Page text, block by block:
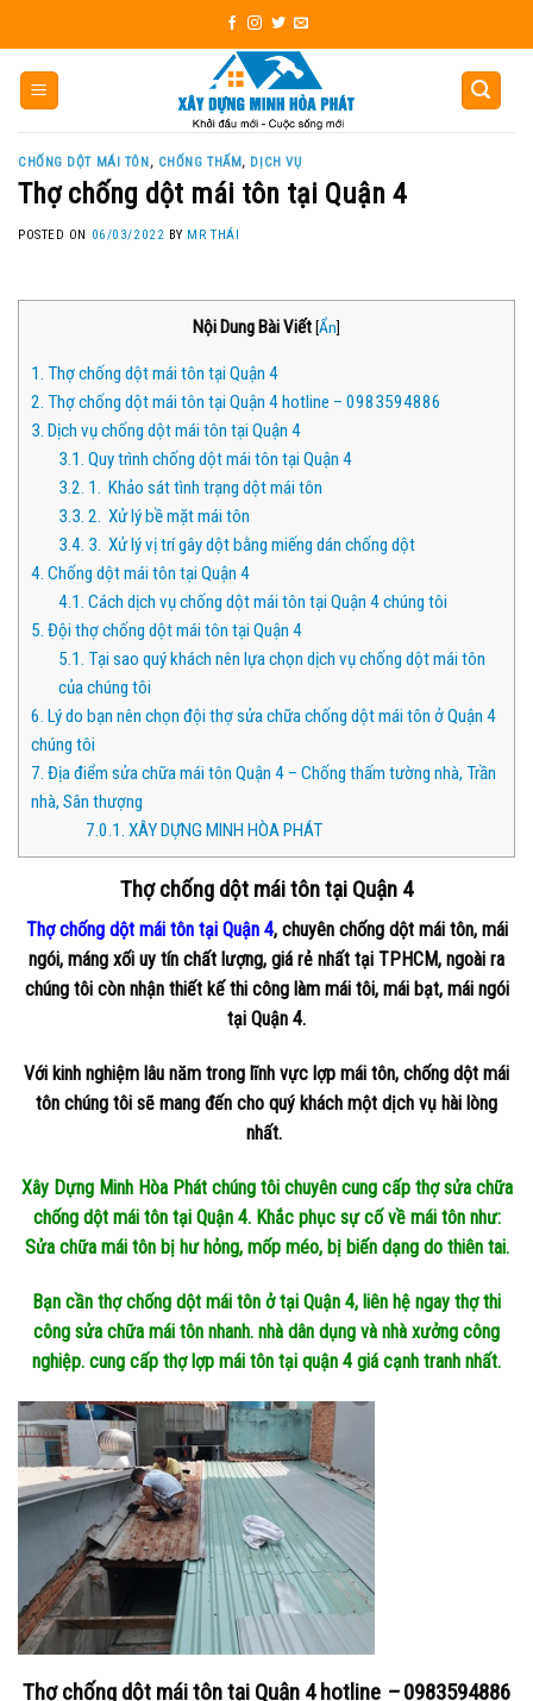
to
content
CHỐNG DỘT MÁI TÔN, CHỐNG THẤM, DỊCH VỤ
Thợ chống dột mái tôn tại Quận 4
POSTED ON 06/03/2022 BY MR THÁI
Nội Dung Bài Viết[Ẩn]
1. Thợ chống dột mái tôn tại Quận 4
2. Thợ chống dột mái tôn tại Quận 4 hotline – 0983594886
3. Dịch vụ chống dột mái tôn tại Quận 4
3.1. Quy trình chống dột mái tôn tại Quận 4
3.2. 1. Khảo sát tình trạng dột mái tôn
3.3. 2. Xử lý bề mặt mái tôn
3.4. 3. Xử lý vị trí gây dột bằng miếng dán chống dột
4. Chống dột mái tôn tại Quận 4
4.1. Cách dịch vụ chống dột mái tôn tại Quận 4 chúng tôi
5. Đội thợ chống dột mái tôn tại Quận 4
5.1. Tại sao quý khách nên lựa chọn dịch vụ chống dột mái tôn
của chúng tôi
6. Lý do bạn nên chọn đội thợ sửa chữa chống dột mái tôn ở Quận 4
chúng tôi
7. Địa điểm sửa chữa mái tôn Quận 4 – Chống thấm tường nhà, Trần
nhà, Sân thượng
7.0.1. XÂY DỰNG MINH HÒA PHÁT
Thợ chống dột mái tôn tại Quận 4
Thợ chống dột mái tôn tại Quận 4, chuyên chống dột mái tôn, mái
ngói, máng xối uy tín chất lượng, giá rẻ nhất tại TPHCM, ngoài ra
chúng tôi còn nhận thiết kế thi công làm mái tôi, mái bạt, mái ngói
tại Quận 4.
Với kinh nghiệm lâu năm trong lĩnh vực lợp mái tôn, chống dột mái
tôn chúng tôi sẽ mang đến cho quý khách một dịch vụ hài lòng
nhất.
Xây Dựng Minh Hòa Phát chúng tôi chuyên cung cấp thợ sửa chữa
chống dột mái tôn tại Quận 4. Khắc phục sự cố về mái tôn như:
Sửa chữa mái tôn bị hư hỏng, mốp méo, bị biến dạng do thiên tai.
Bạn cần thợ chống dột mái tôn ở tại Quận 4, liên hệ ngay thợ thi
công sửa chữa mái tôn nhanh. nhà dân dụng và nhà xưởng công
nghiệp. cung cấp thợ lợp mái tôn tại quận 4 giá cạnh tranh nhất.
Thợ chống dột mái tôn tại Quận 4hotline –0983594886